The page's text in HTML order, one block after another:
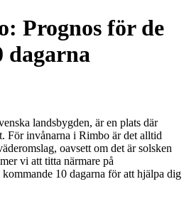
Prognos för de
dagarna
landsbygden, är en plats där
För invånarna i Rimbo är det alltid
oavsett om det är solsken
vi att titta närmare på
10 dagarna för att hjälpa dig